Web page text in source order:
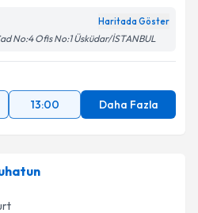
Haritada Göster
No:4 Ofis No:1 Üsküdar/İSTANBUL
13:00 Daha Fazla